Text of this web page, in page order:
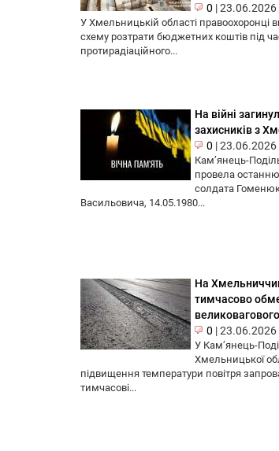
0 |23.06.2026
У Хмельницькій області правоохоронці
схему розтрати бюджетних коштів під
протирадіаційного...
На війні
захисників з
0 |23.06.2026
Кам’янець-
провела
солдата
Васильовича, 14.05.1980...
На
тимчасово
0 |23.06.2026
У Кам’янець-
Хмельницької
підвищення температури повітря
тимчасові...